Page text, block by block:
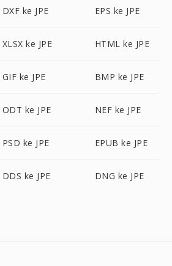
DXF ke JPE EPS ke JPE
XLSX ke JPE HTML ke JPE
GIF ke JPE BMP ke JPE
ODT ke JPE NEF ke JPE
PSD ke JPE EPUB ke JPE
DDS ke JPE DNG ke JPE